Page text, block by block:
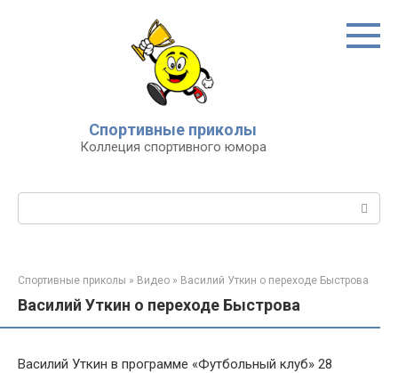
Спортивные приколы
Коллеция спортивного юмора
Спортивные приколы » Видео » Василий Уткин о переходе Быстрова
Василий Уткин о переходе Быстрова
Василий Уткин в программе «Футбольный клуб» 28